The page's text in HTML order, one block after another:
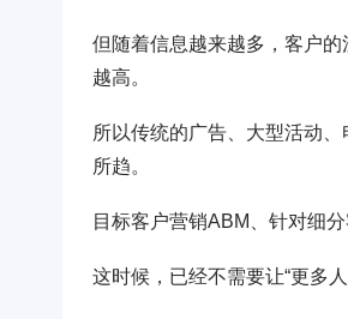
但随着信息越来越多，客户
越高。
所以传统的广告、大型活动
所趋。
目标客户营销ABM、针对细
这时候，已经不需要让“更多人